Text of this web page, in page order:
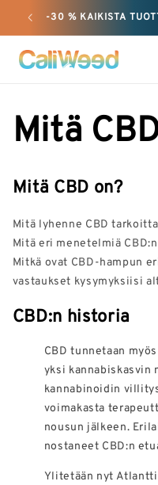
huomiotta
ja siirry
sisältöön
-30 % KAIKISTA
Mitä
Mitä CBD on?
Mitä lyhenne CBD
Mitä eri menetelmiä
Mitkä ovat CBD-hampun
vastaukset kysymyksiisi
CBD:n historia
CBD tunnetaan
yksi kannabiskasvin
kannabinoidin
voimakasta
nousun jälkeen.
nostaneet CBD:n
Ylitetään nyt